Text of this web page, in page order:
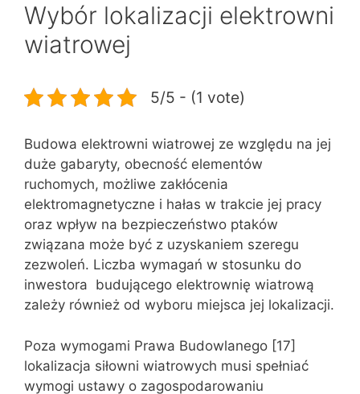
Wybór lokalizacji elektrowni
wiatrowej
5/5 - (1 vote)
Budowa elektrowni wiatrowej ze względu na jej
duże gabaryty, obecność elementów
ruchomych, możliwe zakłócenia
elektromagnetyczne i hałas w trakcie jej pracy
oraz wpływ na bezpieczeństwo ptaków
związana może być z uzyskaniem szeregu
zezwoleń. Liczba wymagań w stosunku do
inwestora budującego elektrownię wiatrową
zależy również od wyboru miejsca jej lokalizacji.
Poza wymogami Prawa Budowlanego [17]
lokalizacja siłowni wiatrowych musi spełniać
wymogi ustawy o zagospodarowaniu